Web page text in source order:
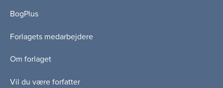
BogPlus
Forlagets medarbejdere
Om forlaget
Vil du være forfatter